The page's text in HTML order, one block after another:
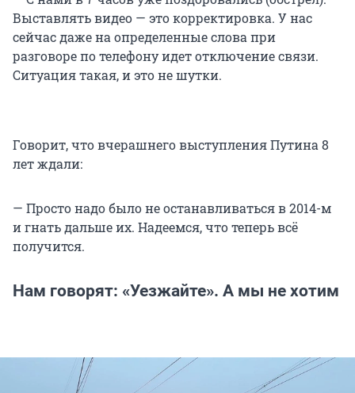
Выставлять видео — это корректировка. У нас
сейчас даже на определенные слова при
разговоре по телефону идет отключение связи.
Ситуация такая, и это не шутки.
Говорит, что вчерашнего выступления Путина 8
лет ждали:
— Просто надо было не останавливаться в 2014-м
и гнать дальше их. Надеемся, что теперь всё
получится.
Нам говорят: «Уезжайте». А мы не хотим